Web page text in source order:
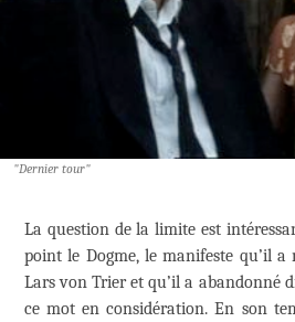
"Dernier tour"
La question de la limite est
point le Dogme, le manifeste qu’il a
Lars von Trier et qu’il a abandonné
ce mot en considération. En son